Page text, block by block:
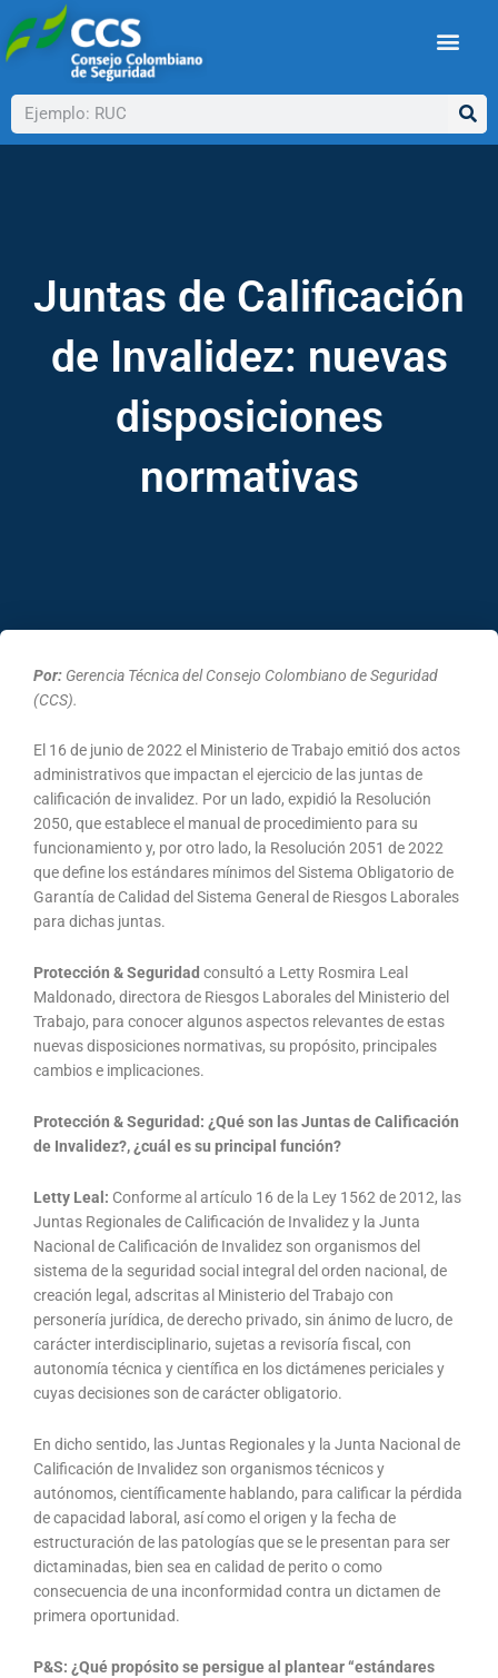
al
contenido
Buscar
Juntas de Calificación
de Invalidez: nuevas
disposiciones
normativas
Por: Gerencia Técnica del Consejo Colombiano de Seguridad
(CCS).
El 16 de junio de 2022 el Ministerio de Trabajo emitió dos actos
administrativos que impactan el ejercicio de las juntas de
calificación de invalidez. Por un lado, expidió la Resolución
2050, que establece el manual de procedimiento para su
funcionamiento y, por otro lado, la Resolución 2051 de 2022
que define los estándares mínimos del Sistema Obligatorio de
Garantía de Calidad del Sistema General de Riesgos Laborales
para dichas juntas.
Protección & Seguridad consultó a Letty Rosmira Leal
Maldonado, directora de Riesgos Laborales del Ministerio del
Trabajo, para conocer algunos aspectos relevantes de estas
nuevas disposiciones normativas, su propósito, principales
cambios e implicaciones.
Protección & Seguridad: ¿Qué son las Juntas de Calificación
de Invalidez?, ¿cuál es su principal función?
Letty Leal: Conforme al artículo 16 de la Ley 1562 de 2012, las
Juntas Regionales de Calificación de Invalidez y la Junta
Nacional de Calificación de Invalidez son organismos del
sistema de la seguridad social integral del orden nacional, de
creación legal, adscritas al Ministerio del Trabajo con
personería jurídica, de derecho privado, sin ánimo de lucro, de
carácter interdisciplinario, sujetas a revisoría fiscal, con
autonomía técnica y científica en los dictámenes periciales y
cuyas decisiones son de carácter obligatorio.
En dicho sentido, las Juntas Regionales y la Junta Nacional de
Calificación de Invalidez son organismos técnicos y
autónomos, científicamente hablando, para calificar la pérdida
de capacidad laboral, así como el origen y la fecha de
estructuración de las patologías que se le presentan para ser
dictaminadas, bien sea en calidad de perito o como
consecuencia de una inconformidad contra un dictamen de
primera oportunidad.
P&S: ¿Qué propósito se persigue al plantear “estándares